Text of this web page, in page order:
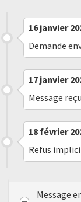
16 janvier
Demande
17 janvier
Message reçu
18 février
Refus
Message